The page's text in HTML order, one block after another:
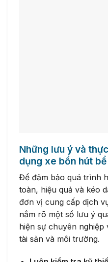
Những lưu ý và
dụng xe bồn hút
Để đảm bảo quá trình
toàn, hiệu quả và kéo
đơn vị cung cấp dịch
nắm rõ một số lưu ý
hiện sự chuyên
tài sản và môi trường.